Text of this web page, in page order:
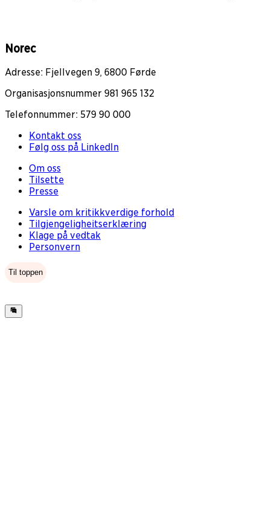
Norec
Adresse: Fjellvegen 9, 6800 Førde
Organisasjonsnummer 981 965 132
Telefonnummer: 579 90 000
Kontakt oss
Følg oss på LinkedIn
Om oss
Tilsette
Presse
Varsle om kritikkverdige forhold
Tilgjengeligheitserklæring
Klage på vedtak
Personvern
Til toppen